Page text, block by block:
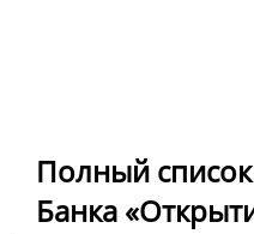
Полный
Банка